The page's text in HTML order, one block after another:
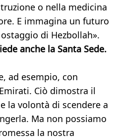
o nella medicina
E immagina un futuro
di Hezbollah».
anche la Santa Sede.
ad esempio, con
Ciò dimostra il
la volontà di scendere a
Ma non possiamo
la nostra